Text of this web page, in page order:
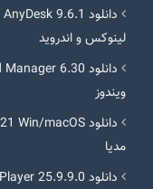
لینوکس و اندروید
ویندوز
مدیا
دانلود Daum PotPlayer 25.9.9.0 ویدئوپلیر پات پلیر